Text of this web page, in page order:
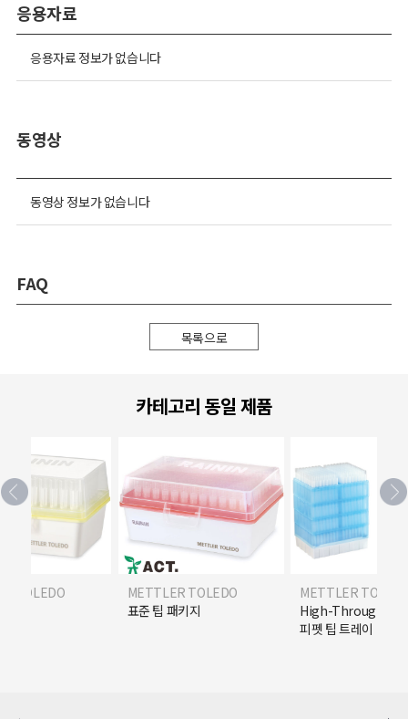
응용자료
응용자료 정보가 없습니다
동영상
동영상 정보가 없습니다
FAQ
목록으로
카테고리 동일 제품
TOLEDO
METTLER TOLEDO
High-Throughput 스택형
METTLER
그린 팩